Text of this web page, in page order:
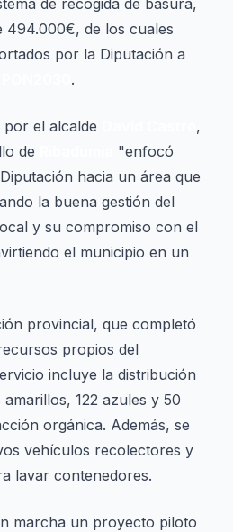
de recogida de basura,
494.000€, de los cuales
por la Diputación a
.
el alcalde
,
de
"enfocó
hacia un área que
la buena gestión del
y su compromiso con el
el municipio en un
provincial, que completó
propios del
incluye la distribución
122 azules y 50
orgánica. Además, se
vehículos recolectores y
lavar contenedores.
marcha un proyecto piloto